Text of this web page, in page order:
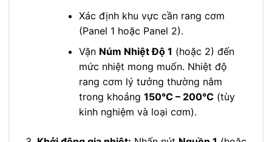
Xác định khu vực cần rang cơm
(Panel 1 hoặc Panel 2).
Vặn Núm Nhiệt Độ 1 (hoặc 2) đến
mức nhiệt mong muốn. Nhiệt độ
rang cơm lý tưởng thường nằm
trong khoảng 150°C – 200°C(tùy
kinh nghiệm và loại cơm).